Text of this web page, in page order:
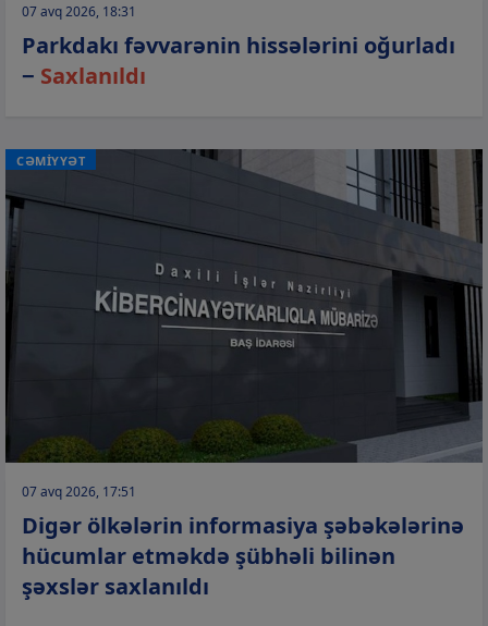
07 avq 2026, 18:31
Parkdakı fəvvarənin hissələrini oğurladı
− Saxlanıldı
CƏMİYYƏT
07 avq 2026, 17:51
Digər ölkələrin informasiya şəbəkələrinə
hücumlar etməkdə şübhəli bilinən
şəxslər saxlanıldı